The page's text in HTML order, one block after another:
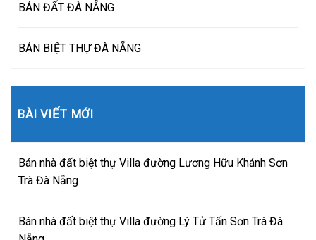
BÁN ĐẤT ĐÀ NẴNG
BÁN BIỆT THỰ ĐÀ NẴNG
BÀI VIẾT MỚI
Bán nhà đất biệt thự Villa đường Lương Hữu Khánh Sơn
Trà Đà Nẵng
Bán nhà đất biệt thự Villa đường Lý Tử Tấn Sơn Trà Đà